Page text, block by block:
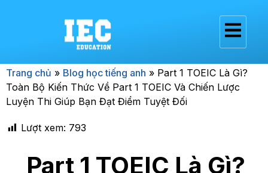
Trang chủ » Blog học tiếng anh » Part 1 TOEIC Là Gì?
Toàn Bộ Kiến Thức Về Part 1 TOEIC Và Chiến Lược
Luyện Thi Giúp Bạn Đạt Điểm Tuyệt Đối
Lượt xem: 793
Part 1 TOEIC Là Gì?